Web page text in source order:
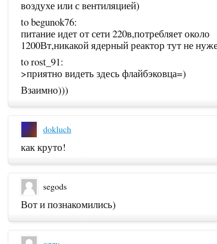
воздухе или с вентиляцией)
to begunok76:
питание идет от сети 220в,потребляет около
1200Вт,никакой ядерный реактор тут не
to rost_91:
>приятно видеть здесь флайбэковца=)
Взаимно)))
dokluch
как круто!
segods
Вот и познакомились)